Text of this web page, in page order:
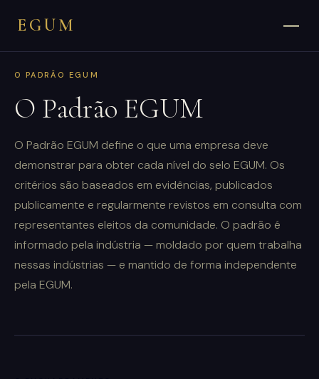
EGUM
O PADRÃO EGUM
O Padrão EGUM
O Padrão EGUM define o que uma empresa deve
demonstrar para obter cada nível do selo EGUM. Os
critérios são baseados em evidências, publicados
publicamente e regularmente revistos em consulta com
representantes eleitos da comunidade. O padrão é
informado pela indústria — moldado por quem trabalha
nessas indústrias — e mantido de forma independente
pela EGUM.